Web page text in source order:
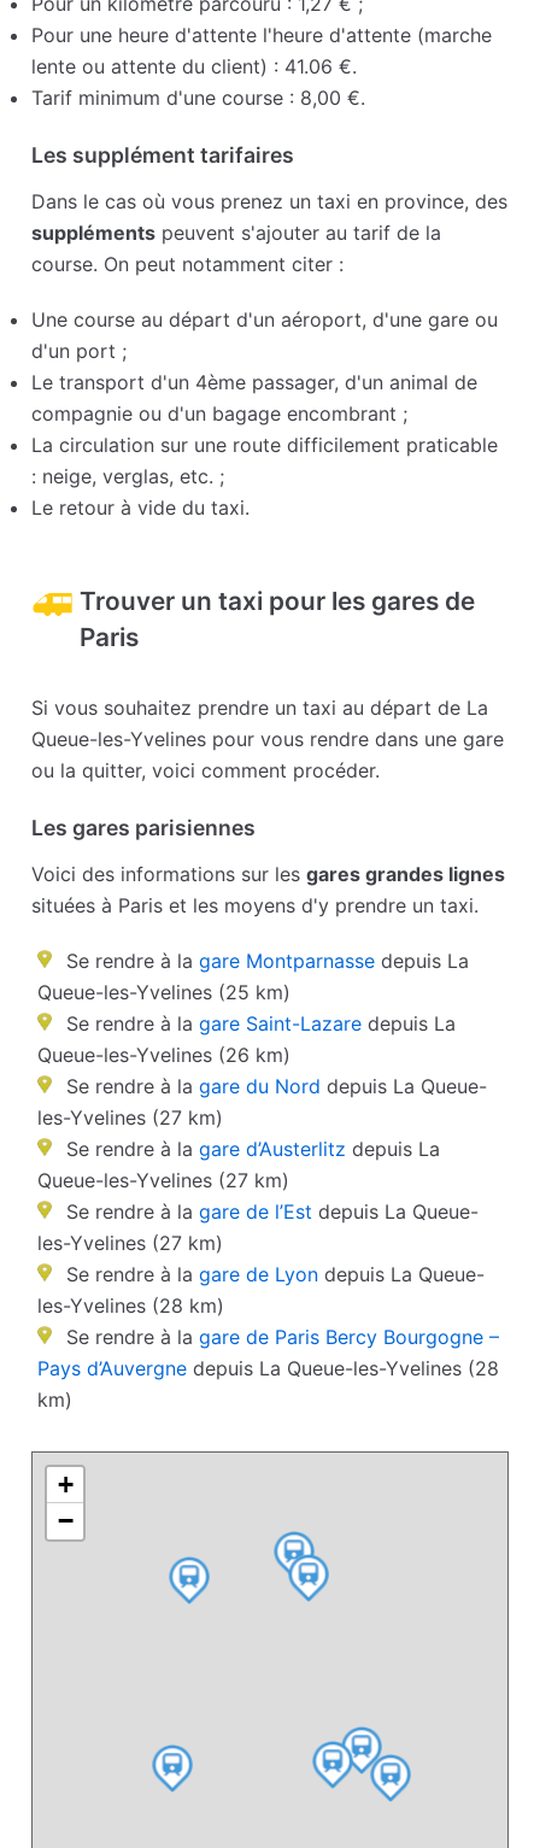
Pour une heure d'attente l'heure d'attente (marche
lente ou attente du client) : 41.06 €.
Tarif minimum d'une course : 8,00 €.
Les supplément tarifaires
Dans le cas où vous prenez un taxi en province, des
suppléments peuvent s'ajouter au tarif de la
course. On peut notamment citer :
Une course au départ d'un aéroport, d'une gare ou
d'un port ;
Le transport d'un 4ème passager, d'un animal de
compagnie ou d'un bagage encombrant ;
La circulation sur une route difficilement praticable
: neige, verglas, etc. ;
Le retour à vide du taxi.
Trouver un taxi pour les gares de
Paris
Si vous souhaitez prendre un taxi au départ de La
Queue-les-Yvelines pour vous rendre dans une gare
ou la quitter, voici comment procéder.
Les gares parisiennes
Voici des informations sur lesgares grandes lignes
situées à Paris et les moyens d'y prendre un taxi.
Se rendre à la gare Montparnasse depuis La
Queue-les-Yvelines (25 km)
Se rendre à la gare Saint-Lazare depuis La
Queue-les-Yvelines (26 km)
Se rendre à la gare du Nord depuis La Queue-
les-Yvelines (27 km)
Se rendre à la gare d’Austerlitz depuis La
Queue-les-Yvelines (27 km)
Se rendre à la gare de l’Est depuis La Queue-
les-Yvelines (27 km)
Se rendre à la gare de Lyon depuis La Queue-
les-Yvelines (28 km)
Se rendre à la gare de Paris Bercy Bourgogne –
Pays d’Auvergne depuis La Queue-les-Yvelines (28
km)
+
−